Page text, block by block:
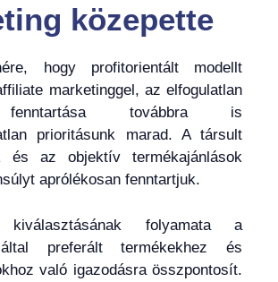
közepette
hogy profitorientált modellt
marketinggel, az elfogulatlan
továbbra is
prioritásunk marad. A társult
és az objektív termékajánlások
aprólékosan fenntartjuk.
kiválasztásának folyamata a
preferált termékekhez és
való igazodásra összpontosít.